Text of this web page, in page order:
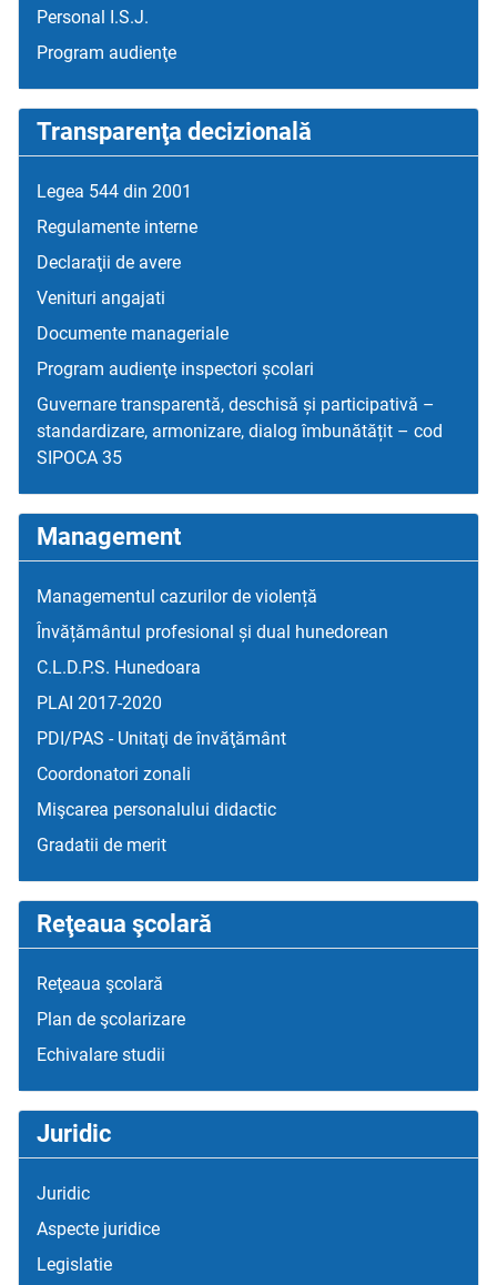
Personal I.S.J.
Program audienţe
Transparenţa decizională
Legea 544 din 2001
Regulamente interne
Declaraţii de avere
Venituri angajati
Documente manageriale
Program audienţe inspectori școlari
Guvernare transparentă, deschisă și participativă –
standardizare, armonizare, dialog îmbunătățit – cod
SIPOCA 35
Management
Managementul cazurilor de violență
Învățământul profesional și dual hunedorean
C.L.D.P.S. Hunedoara
PLAI 2017-2020
PDI/PAS - Unitaţi de învăţământ
Coordonatori zonali
Mişcarea personalului didactic
Gradatii de merit
Reţeaua şcolară
Reţeaua şcolară
Plan de şcolarizare
Echivalare studii
Juridic
Juridic
Aspecte juridice
Legislatie